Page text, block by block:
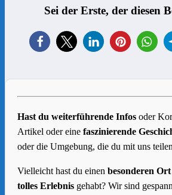
Sei der Erste, der diesen
Hast du weiterführende Infos oder
Artikel oder eine faszinierende
oder die Umgebung, die du mit uns
Vielleicht hast du einen besonderen Ort
tolles Erlebnis gehabt? Wir sind